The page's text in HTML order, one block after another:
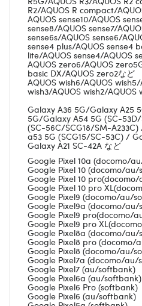
R2/AQUOS R compact/
AQUOS sense10/AQUOS
sense8/AQUOS sense7/
sense6s/AQUOS sense6/
sense4 plus/AQUOS sense4
lite/AQUOS sense4/AQUOS
AQUOS zero6/AQUOS
basic DX/AQUOS zero2など
AQUOS wish6/AQUOS
wish3/AQUOS wish2/AQUOS
Galaxy A36 5G/Galaxy A25
5G/Galaxy A54 5G (SC-
(SC-56C/SCG18/SM-
a53 5G (SCG15/SC-53C) /
Galaxy A21 SC-42A など
Google Pixel 10a (docomo/
Google Pixel 10 (docomo/
Google Pixel 10
Google Pixel 10 pro
Google Pixel9 (docomo/au/
Google Pixel9a (docomo/
Google Pixel9 pro(docomo/
Google Pixel9 pro
Google Pixel8a (docomo/
Google Pixel8 pro (docomo/
Google Pixel8 (docomo/au/
Google Pixel7a (docomo/au/
Google Pixel7 (au/softbank)
Google Pixel6a (au/softbank)
Google Pixel6 Pro (softbank)
Google Pixel6 (au/softbank)